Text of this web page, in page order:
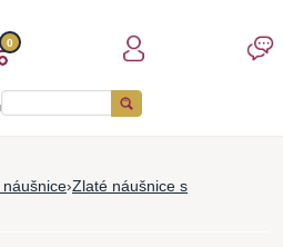
0
›Zlaté náušnice s